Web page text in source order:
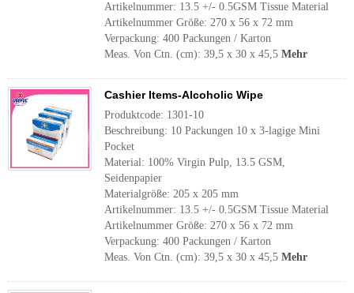
Artikelnummer: 13.5 +/- 0.5GSM Tissue Material
Artikelnummer Größe: 270 x 56 x 72 mm
Verpackung: 400 Packungen / Karton
Meas. Von Ctn. (cm): 39,5 x 30 x 45,5 Mehr
Cashier Items-Alcoholic Wipe
Produktcode: 1301-10
Beschreibung: 10 Packungen 10 x 3-lagige Mini
Pocket
Material: 100% Virgin Pulp, 13.5 GSM,
Seidenpapier
Materialgröße: 205 x 205 mm
Artikelnummer: 13.5 +/- 0.5GSM Tissue Material
Artikelnummer Größe: 270 x 56 x 72 mm
Verpackung: 400 Packungen / Karton
Meas. Von Ctn. (cm): 39,5 x 30 x 45,5 Mehr